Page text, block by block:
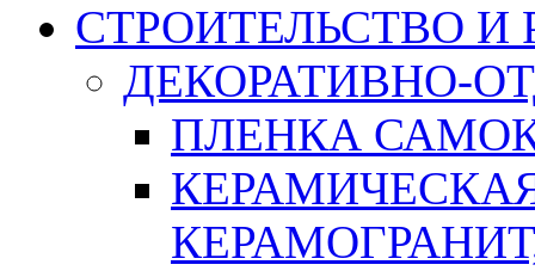
СТРОИТЕЛЬСТВО И
ДЕКОРАТИВНО-
ПЛЕНКА